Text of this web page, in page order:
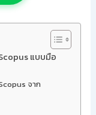
แบบมือ
จาก